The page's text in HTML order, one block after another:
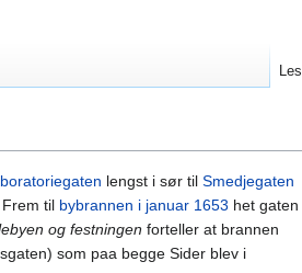
lengst i sør til Smedjegaten
til bybrannen i januar 1653 het gaten
og festningen forteller at brannen
som paa begge Sider blev i
Les